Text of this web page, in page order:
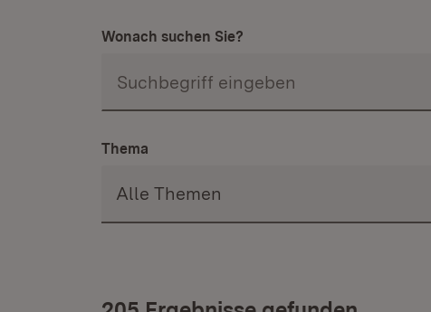
Wonach suchen Sie?
Thema